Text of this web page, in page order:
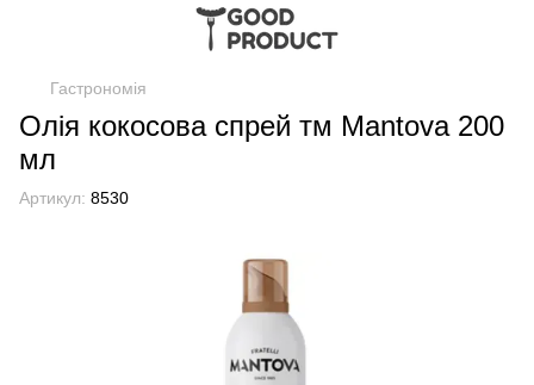
Гастрономія
Олія кокосова спрей тм Mantova 200
мл
Артикул: 8530